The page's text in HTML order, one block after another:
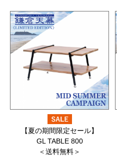
【夏の期間限定セール】
GL TABLE 800
＜送料無料＞